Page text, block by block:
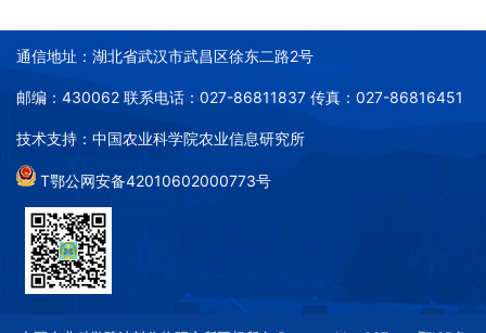
通信地址：湖北省武汉市武昌区徐东二路2号
邮编：430062 联系电话：027-86811837 传真：027-86816451
技术支持：中国农业科学院农业信息研究所
T鄂公网安备42010602000773号